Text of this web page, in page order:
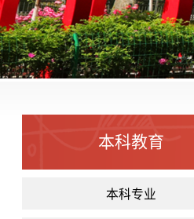
本科教育
本科专业